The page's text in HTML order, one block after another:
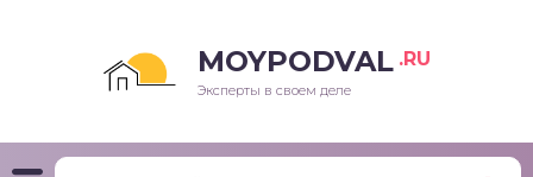
MOYPODVAL .RU
Эксперты в своем деле